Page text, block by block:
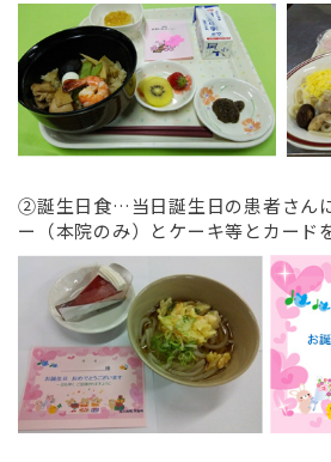
②誕生日食…当日誕生日の患者さん
ー（本院のみ）とケーキ等とカード